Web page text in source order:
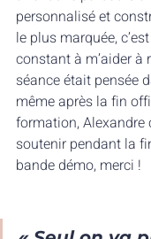
personnalisé et
le plus marquée,
constant à m’aider à
séance était pensée
même après la fin
formation, Alexandre
soutenir pendant la
bande démo, merci !